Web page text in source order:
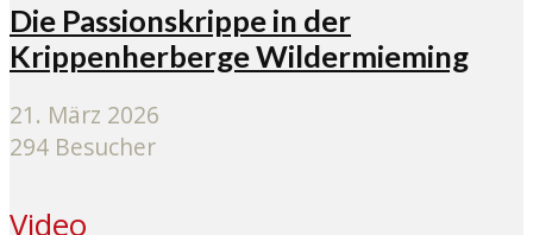
Die Passionskrippe in der
Krippenherberge Wildermieming
21. März 2026
294 Besucher
Video